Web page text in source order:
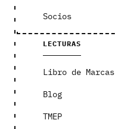
Socios
LECTURAS
Libro de Marcas
Blog
TMEP